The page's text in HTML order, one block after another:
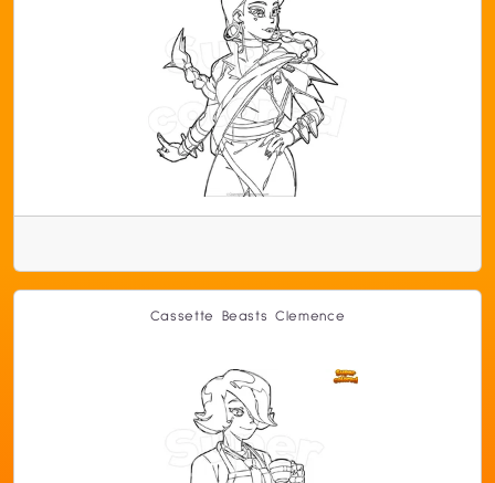
Cassette Beasts Clemence